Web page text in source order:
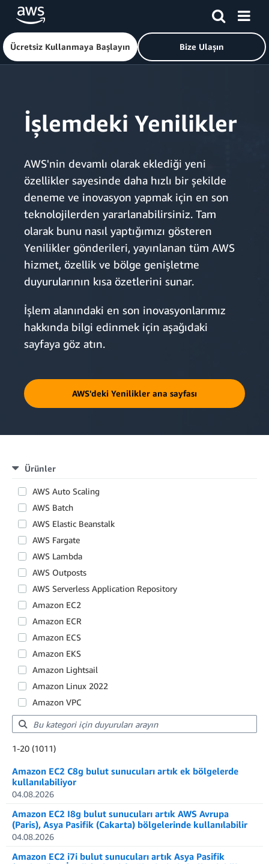
Ücretsiz Kullanmaya Başlayın Bize Ulaşın
İşlemdeki Yenilikler
AWS'nin devamlı olarak eklediği yeni
özellikler sayesinde daha hızlı bir şekilde
deneme ve inovasyon yapmak için en son
teknolojilerden yararlanabilirsiniz. Tam
olarak bunu nasıl yaptığımızı gösteren
Yenilikler gönderileri, yayınlanan tüm AWS
hizmet, özellik ve bölge genişletme
duyurularının kısa özetlerini sunar.
İşlem alanındaki en son inovasyonlarımız
hakkında bilgi edinmek için aşağıdaki
sayfaya göz atın.
AWS'deki Yenilikler ana sayfası
Ürünler
AWS Auto Scaling
AWS Batch
AWS Elastic Beanstalk
AWS Fargate
AWS Lambda
AWS Outposts
AWS Serverless Application Repository
Amazon EC2
Amazon ECR
Amazon ECS
Amazon EKS
Amazon Lightsail
Amazon Linux 2022
Amazon VPC
1-20 (1011)
Showing results: 1-20
Amazon EC2 C8g bulut sunucuları artık ek bölgelerde
kullanılabiliyor
04.08.2026
Amazon EC2 I8g bulut sunucuları artık AWS Avrupa
(Paris), Asya Pasifik (Cakarta) bölgelerinde kullanılabilir
04.08.2026
Amazon EC2 i7i bulut sunucuları artık Asya Pasifik